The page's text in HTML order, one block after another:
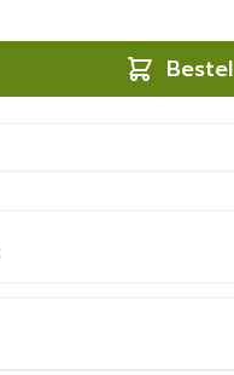
Bestel